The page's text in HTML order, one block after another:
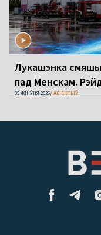
Лукашэнка
пад Менскам.
05 ЖНІЎНЯ 2026 АБ'ЕКТЫЎ